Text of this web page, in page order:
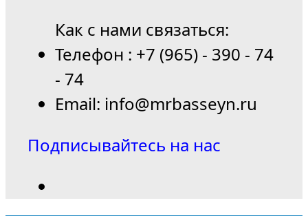
Как с нами связаться:
Телефон : +7 (965) - 390 - 74
- 74
Email: info@mrbasseyn.ru
Подписывайтесь на нас